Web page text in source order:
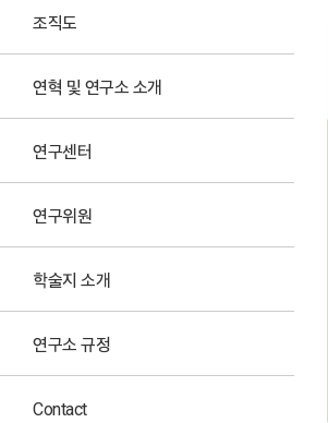
조직도
연혁 및 연구소 소개
연구센터
연구위원
학술지 소개
연구소 규정
Contact